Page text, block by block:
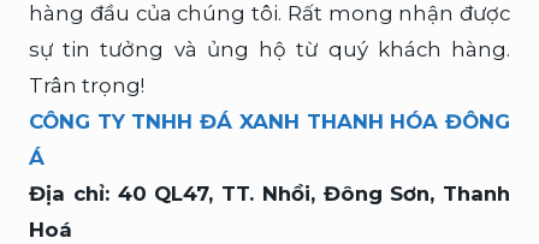
hàng đầu của chúng tôi. Rất mong nhận được
sự tin tưởng và ủng hộ từ quý khách hàng.
Trân trọng!
CÔNG TY TNHH ĐÁ XANH THANH HÓA ĐÔNG
Á
Địa chỉ: 40 QL47, TT. Nhồi, Đông Sơn, Thanh
Hoá